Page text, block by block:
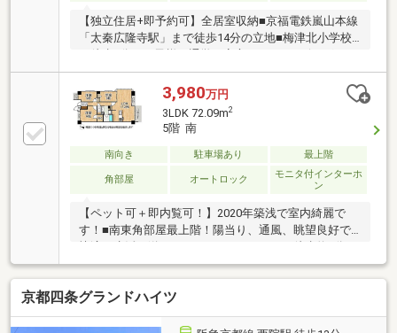
【独立住居+即予約可】全居室収納■京福電鉄嵐山本線
「太秦広隆寺駅」まで徒歩14分の立地■梅津北小学校
が徒歩9分でお子様の通学も安心ですね■リビングには
寒い日も暖かく過ごせる床暖房付き！
3,980万円
3LDK 72.09m2
5階 南
南向き 駐車場あり 最上階
角部屋 オートロック
モニタ付インターホ
ン
【ペット可＋即内覧可！】2020年築浅で室内綺麗で
す！■南東角部屋最上階！陽当り、通風、眺望良好で
快適な生活が送れます■ファミリーマート徒歩約2分■
食洗機付きで家事の時短に！
京都四条グランドハイツ